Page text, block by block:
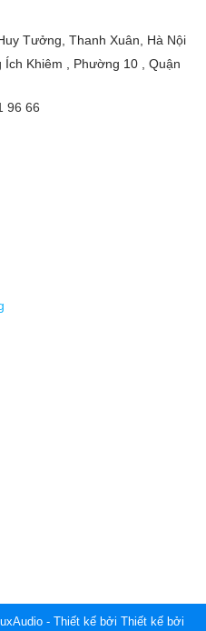
Tưởng, Thanh Xuân, Hà Nội
Ích Khiêm , Phường 10 , Quận
96 66
- Thiết kế bởi Thiết kế bởi